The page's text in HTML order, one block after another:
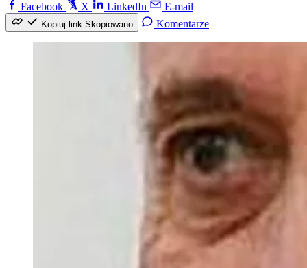
Facebook
X LinkedIn E-mail
Kopiuj link Skopiowano Komentarze